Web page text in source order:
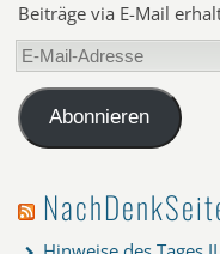
Beiträge via E-Mail
E-
Mail-
AdresseAbonnieren